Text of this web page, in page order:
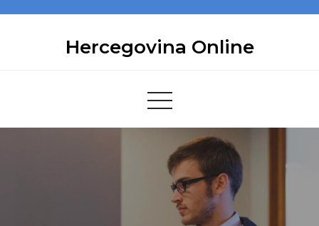
Hercegovina Online